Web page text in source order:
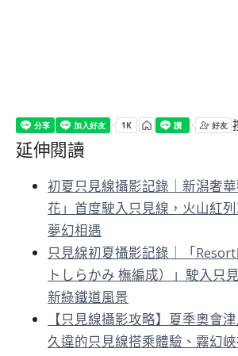
延伸閱讀
初夏只見線攝影記錄｜新潟奢
花」首度駛入只見線，火山紅
夢幻相遇
只見線初夏攝影記錄｜「
トしらかみ 橅編成）」駛入只
新綠鐵道風景
【只見線攝影攻略】夏季奧會
久違的只見線搭乘體驗、霧幻